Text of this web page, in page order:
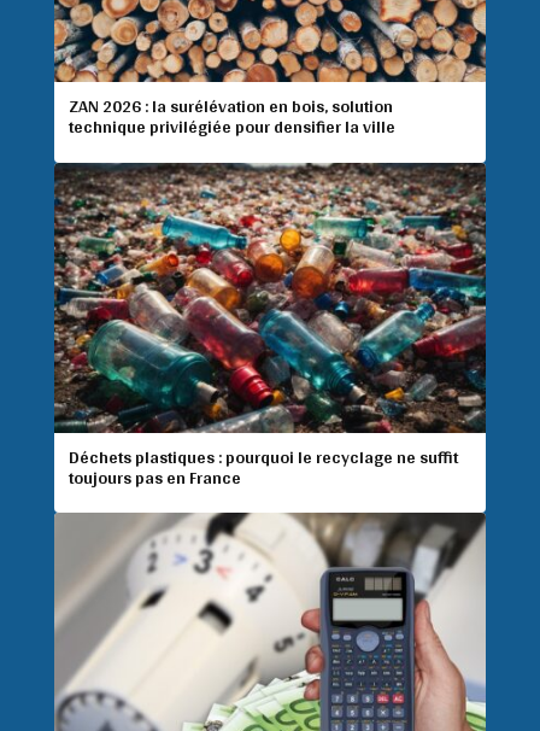
ZAN 2026 : la surélévation en bois, solution
technique privilégiée pour densifier la ville
Déchets plastiques : pourquoi le recyclage ne suffit
toujours pas en France